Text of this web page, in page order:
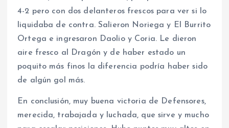
4-2 pero con dos delanteros frescos para ver si lo
liquidaba de contra. Salieron Noriega y El Burrito
Ortega e ingresaron Daolio y Coria. Le dieron
aire fresco al Dragón y de haber estado un
poquito más finos la diferencia podría haber sido
de algún gol más.
En conclusión, muy buena victoria de Defensores,
merecida, trabajada y luchada, que sirve y mucho